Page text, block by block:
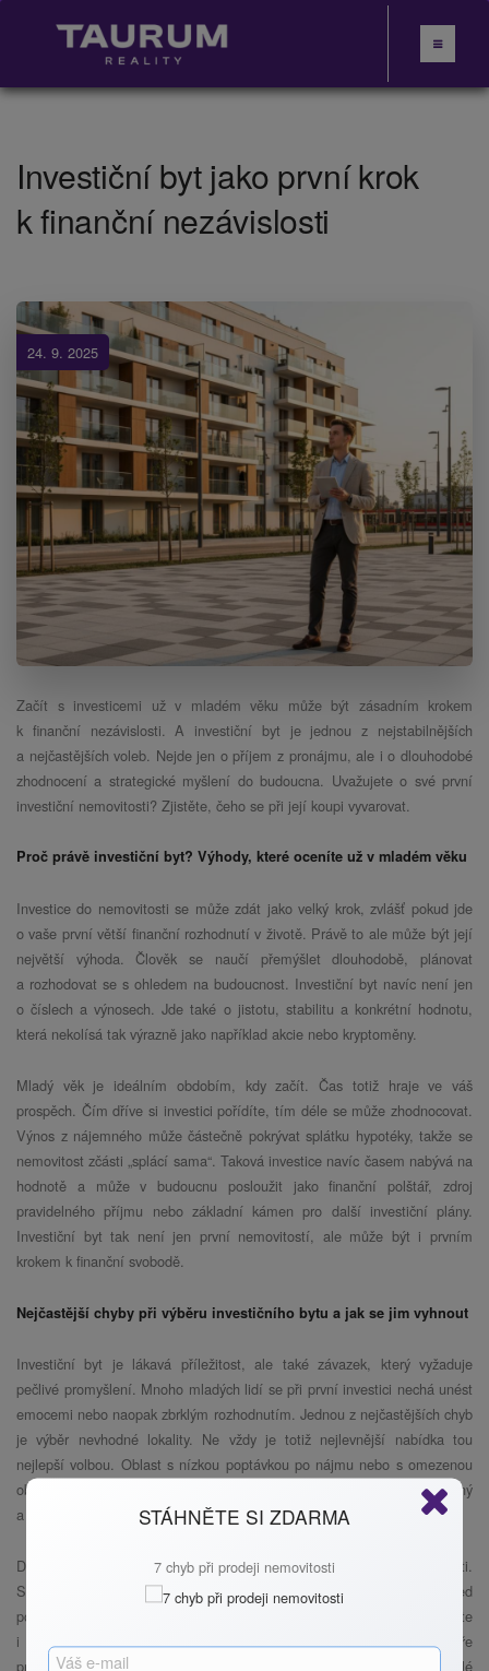
Investiční byt jako první krok
k finanční nezávislosti
24. 9. 2025
Začít s investicemi už v mladém věku může být zásadním krokem
k finanční nezávislosti. A investiční byt je jednou z nejstabilnějších
a nejčastějších voleb. Nejde jen o příjem z pronájmu, ale i o dlouhodobé
zhodnocení a strategické myšlení do budoucna. Uvažujete o své první
investiční nemovitosti? Zjistěte, čeho se při její koupi vyvarovat.
Proč právě investiční byt? Výhody, které oceníte už v mladém věku
Investice do nemovitosti se může zdát jako velký krok, zvlášť pokud jde
o vaše první větší finanční rozhodnutí v životě. Právě to ale může být její
největší výhoda. Člověk se naučí přemýšlet dlouhodobě, plánovat
a rozhodovat se s ohledem na budoucnost. Investiční byt navíc není jen
o číslech a výnosech. Jde také o jistotu, stabilitu a konkrétní hodnotu,
která nekolísá tak výrazně jako například akcie nebo kryptoměny.
Mladý věk je ideálním obdobím, kdy začít. Čas totiž hraje ve váš
prospěch. Čím dříve si investici pořídíte, tím déle se může zhodnocovat.
Výnos z nájemného může částečně pokrývat splátku hypotéky, takže se
nemovitost zčásti „splácí sama“. Taková investice navíc časem nabývá na
hodnotě a může v budoucnu posloužit jako finanční polštář, zdroj
pravidelného příjmu nebo základní kámen pro další investiční plány.
Investiční byt tak není jen první nemovitostí, ale může být i prvním
krokem k finanční svobodě.
Nejčastější chyby při výběru investičního bytu a jak se jim vyhnout
Investiční byt je lákavá příležitost, ale také závazek, který vyžaduje
pečlivé promyšlení. Mnoho mladých lidí se při první investici nechá unést
emocemi nebo naopak zbrklým rozhodnutím. Jednou z nejčastějších chyb
je výběr nevhodné lokality. Ne vždy je totiž nejlevnější nabídka tou
nejlepší volbou. Oblast s nízkou poptávkou po nájmu nebo s omezenou
občanskou vybaveností může znamenat, že byt bude dlouho prázdný
a tím pádem nevydělá ani korunu.
Dalším častým přešlapem je podcenění technického stavu nemovitosti.
Starší byt bez zásadní rekonstrukce může vyžadovat vyšší investice hned
po koupi, což zásadně ovlivní návratnost celé investice. Pozor si dejte
i na dispozici. Byty s nepraktickým uspořádáním místností se hůře
pronajímají. Mladí investoři občas přecení i výnosnost. Očekávají rychlé
STÁHNĚTE SI ZDARMA
7 chyb při prodeji nemovitosti